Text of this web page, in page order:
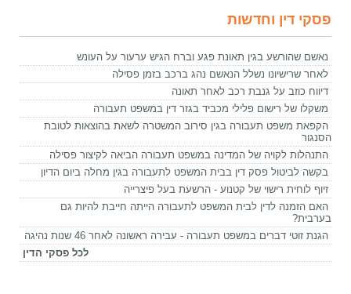
פסקי דין וחדשות
נאשם שהורשע בגין תאונת פגע וברח הגיש ערעור על העונש
לאחר שרישיונו נשלל הנאשם נהג ברכב בזמן פסילה
דיווח כוזב על גנבת רכב לאחר תאונה
משקלו של רישום פלילי מכביד בגזר דין במשפט תעבורה
הקפאת משפט תעבורה בגין סירוב המשטרה לשאת בהוצאות לטובת
הסנגור
התנהלות לקויה של המדינה במשפט תעבורה הביאה לקיצור פסילה
בקשה לביטול פסק דין בבית המשפט לתעבורה בגין מחלה ביום הדיון
זיוף לוחית רישוי של קטנוע - הרשעת בעל פיצרייה
האם הזמנה לדין לבית המשפט לתעבורה הייתה חייבת להיות גם
בערבית?
הגנת זוטי דברים במשפט תעבורה - עבירה ראשונה לאחר 46 שנות נהיגה
לכל פסקי הדין